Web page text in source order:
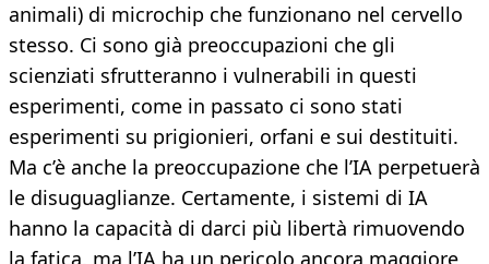
animali) di microchip che funzionano nel cervello
stesso. Ci sono già preoccupazioni che gli
scienziati sfrutteranno i vulnerabili in questi
esperimenti, come in passato ci sono stati
esperimenti su prigionieri, orfani e sui destituiti.
Ma c’è anche la preoccupazione che l’IA perpetuerà
le disuguaglianze. Certamente, i sistemi di IA
hanno la capacità di darci più libertà rimuovendo
la fatica, ma l’IA ha un pericolo ancora maggiore